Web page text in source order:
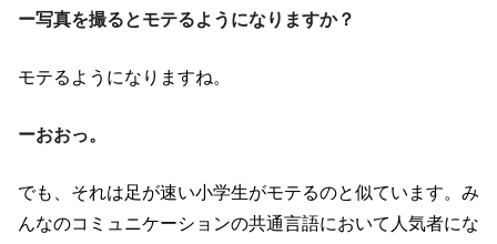
ー写真を撮るとモテるようになりますか？
モテるようになりますね。
ーおおっ。
でも、それは足が速い小学生がモテるのと似ています。み
んなのコミュニケーションの共通言語において人気者にな